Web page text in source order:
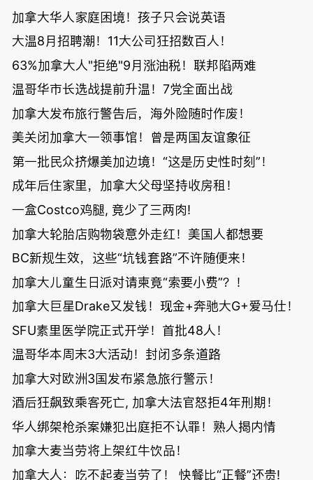
加拿大华人家庭困境！孩子只会说英语
大温8月招聘潮！11大公司狂招数百人！
63%加拿大人"拒绝"9月涨油税！联邦陷两难
温哥华市长选战提前升温！7党全面出战
加拿大发布旅行警告后，海外险随时作废！
美关闭加拿大一领事馆！曾是两国友谊象征
第一批民众挤爆美加边境！“这是历史性时刻”！
成年后住家里，加拿大父母坚持收房租！
一盒Costco鸡腿, 竟少了三两肉!
加拿大轮胎店购物袋意外走红！美国人都想要
BC新规生效，这些“坑钱套路”不许随便来！
加拿大儿童生日派对请柬竟“索要小费”？！
加拿大巨星Drake又发钱！现金+奔驰大G+爱马仕！
SFU素里医学院正式开学！首批48人！
温哥华本周末3大活动！封闭多条道路
加拿大对欧洲3国发布紧急旅行警示！
酒后狂飙致乘客死亡, 加拿大法官怒拒4年刑期！
华人绑架枪杀案嫌犯出庭拒不认罪！熟人揭内情
加拿大麦当劳将上架红牛饮品！
加拿大人：吃不起麦当劳了！ 快餐比“正餐”还贵!